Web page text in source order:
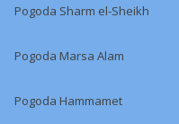
Pogoda Sharm el-Sheikh
Pogoda Marsa Alam
Pogoda Hammamet